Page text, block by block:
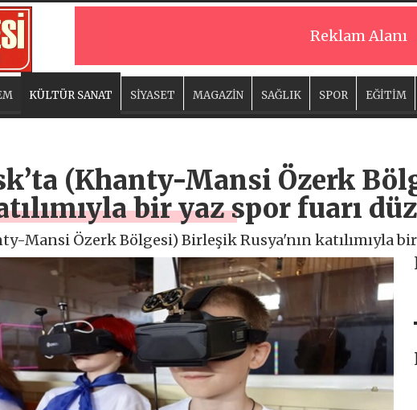
Reklam Alanı
KÜLTÜR SANAT SİYASET MAGAZİN SAĞLIK SPOR EĞİTİM
(Khanty-Mansi Özerk
bir yaz spor fuarı
Mansi Özerk Bölgesi) Birleşik Rusya'nın katılımıyla